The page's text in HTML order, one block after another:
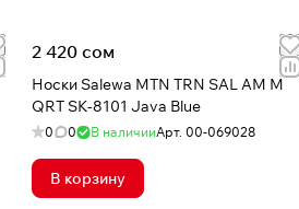
2 420 сом
Носки Salewa MTN TRN SAL AM M
QRT SK-8101 Java Blue
0 0 В наличииАрт. 00-069028
В корзину